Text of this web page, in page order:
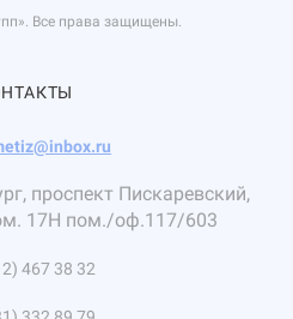
Все права защищены.
проспект Пискаревский,
17Н пом./оф.117/603
467 38 32